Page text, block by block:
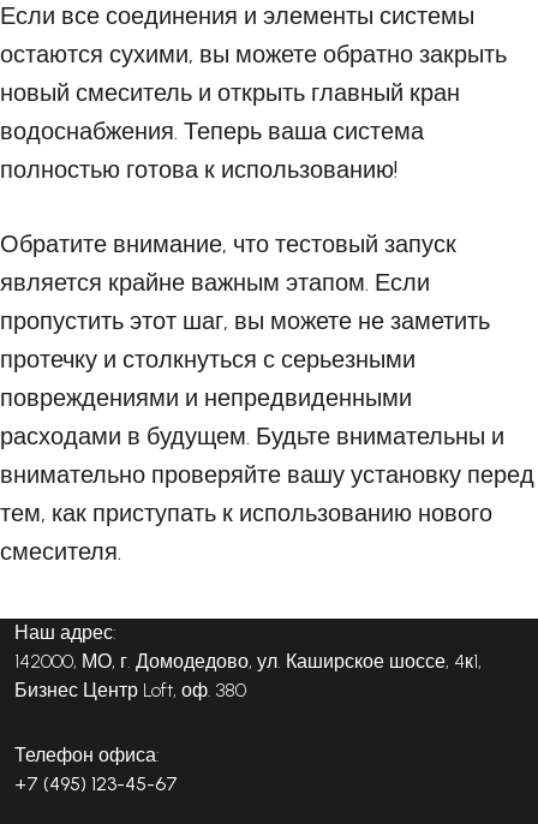
Если все соединения и элементы системы
остаются сухими, вы можете обратно закрыть
новый смеситель и открыть главный кран
водоснабжения. Теперь ваша система
полностью готова к использованию!
Обратите внимание, что тестовый запуск
является крайне важным этапом. Если
пропустить этот шаг, вы можете не заметить
протечку и столкнуться с серьезными
повреждениями и непредвиденными
расходами в будущем. Будьте внимательны и
внимательно проверяйте вашу установку перед
тем, как приступать к использованию нового
смесителя.
Наш адрес:
142000, МО, г. Домодедово, ул. Каширское шоссе, 4к1,
Бизнес Центр Loft, оф. 380
Телефон офиса:
+7 (495) 123-45-67